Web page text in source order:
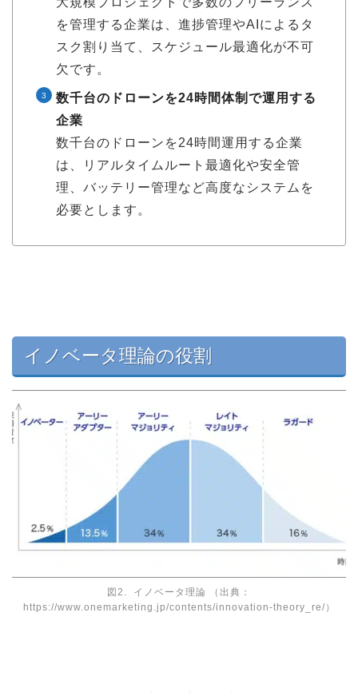
を管理する企業は、進捗管理やAIによるタ
スク割り当て、スケジュール最適化が不可
欠です。
数千台のドローンを24時間体制で運用する
企業
数千台のドローンを24時間運用する企業
は、リアルタイムルート最適化や安全管
理、バッテリー管理など高度なシステムを
必要とします。
イノベータ理論の役割
図2. イノベータ理論 （出典：
https://www.onemarketing.jp/contents/innovation-theory_re/）